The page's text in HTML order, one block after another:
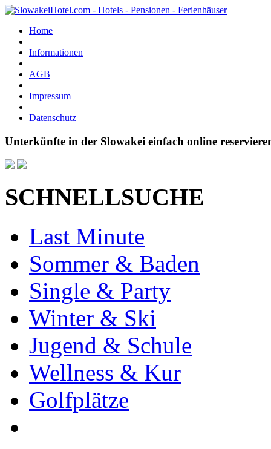
Home
|
Informationen
|
AGB
|
Impressum
|
Datenschutz
Unterkünfte in der Slowakei einfach online
SCHNELLSUCHE
Last Minute
Sommer & Baden
Single & Party
Winter & Ski
Jugend & Schule
Wellness & Kur
Golfplätze